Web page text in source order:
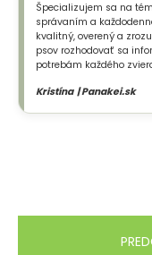
Špecializujem sa na
správaním a
kvalitný, overený a
psov rozhodovať sa
potrebám každého
Kristína | Panakei.sk